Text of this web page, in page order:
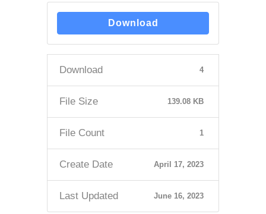
Download
Download 4
File Size 139.08 KB
File Count 1
Create Date April 17, 2023
Last Updated June 16, 2023